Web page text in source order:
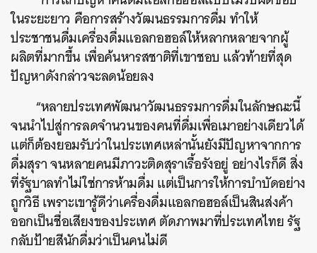
ในระยะยาว คือการสร้างวัฒนธรรมการดื่ม ทำให้
ประชาชนดื่มเครื่องดื่มแอลกอฮอล์ให้หลากหลายจากผู้
ผลิตที่มากขึ้น เพื่อค้นหารสชาติที่เขาชอบ แล้วท้ายที่สุด
ปัญหาดังกล่าวจะลดน้อยลง
“หลายประเทศพัฒนาวัฒนธรรมการดื่มในลักษณะนี้
จนนำไปสู่การลดจำนวนของคนที่ดื่มเพื่อเมาอย่างเดียวได้
แต่ก็ต้องยอมรับว่าในประเทศเหล่านั้นยังมีปัญหาจากการ
ดื่มสุรา จนหลายคนมีภาวะติดสุราเรื้อรังอยู่ อย่างไรก็ดี สิ่ง
ที่รัฐบาลทำไม่ใช่การห้ามดื่ม แต่เป็นการให้การบำบัดอย่าง
ถูกวิธี เพราะเขารู้ดีว่าเครื่องดื่มแอลกอฮอล์เป็นสินส่งค้า
ออกเป็นชื่อเสียงของประเทศ ตัดภาพมาที่ประเทศไทย รัฐ
กลับป้ายสีนักดื่มว่าเป็นคนไม่ดี